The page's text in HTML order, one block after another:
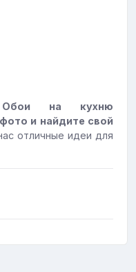
Обои на кухню
и найдите свой
отличные идеи для